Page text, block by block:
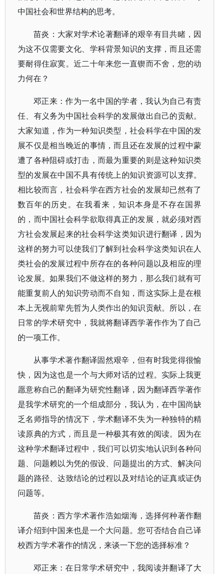
中国社会和世界结构的思考。
苗炎：大家对学术论著翻译的艰辛有目共睹，因
为这不仅需要文化、学科背景知识的支撑，而且还需
要耐得住寂寞。近二十年来您一直锲而不舍，您的动
力何在？
邓正来：作为一名中国的学者，我认为自己有责
任、有义务为中国社会科学的发展做出自己的贡献。
大家知道，作为一种知识类型，社会科学在中国的发
展不仅是相当晚近的事情，而且还在发展的过程中蒙
遭了各种阻碍或打击，而最为重要的则是这种知识类
型的发展在中国不具有传统上的知识资源可以支撑。
相比较而言，社会科学在西方社会的发展却已然有了
数百年的历史。在我看来，知识本身是不存在国界
的，而中国社会科学欲取得真正的发展，就必须对西
方社会发展起来的社会科学这类知识进行翻译，因为
这样的努力可以使我们了解到社会科学这类知识在人
类社会的发展过程中所存在的各种问题以及相应的理
论发展。如果我们不做这样的努力，那么我们就有可
能重复前人的知识劳动而不自知，而这实际上是在根
本上无视前辈先哲为人类作出的知识贡献。所以，在
日常的学术研究中，我就将翻译西学著作作为了自己
的一项工作。
从事学术著作翻译固然艰辛，但有时我觉得很愉
快，因为这也是一个与大师对话的过程。实际上我更
愿意称自己的翻译为研究性翻译，因为翻译西学著作
是我学术研究的一个组成部分，我认为，在中国尚缺
乏名师指导的情况下，学术翻译不失为一种独特的精
读原典的方式，而且是一种极其有效的阅读。因为在
这种学术翻译过程中，我们可以切实地认识到各种问
题、问题赖以为凭的假设、问题提出的方式、解决问
题的路径、达致结论的过程以及对结论的证真或证伪
问题等。
苗炎：西方学术著作浩如烟海，选择何种著作翻
译介绍到中国来也是一个大问题。您可否结合自己译
校西方学术著作的情况，来谈一下您的选择标准？
邓正来：在日常学术研究中，我阅读并翻译了大